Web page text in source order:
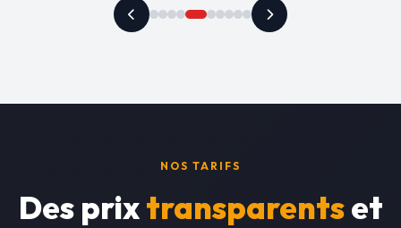
NOS TARIFS
Des prixtransparentset